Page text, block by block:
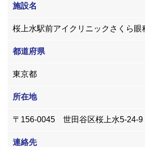
施設名
桜上水駅前アイクリニックさくら眼
都道府県
東京都
所在地
〒156-0045 世田谷区桜上水5-24-
連絡先